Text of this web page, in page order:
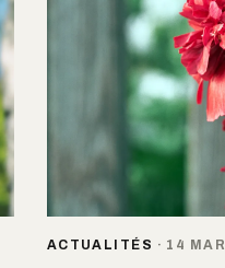
ACTUALITÉS · 14 MAR